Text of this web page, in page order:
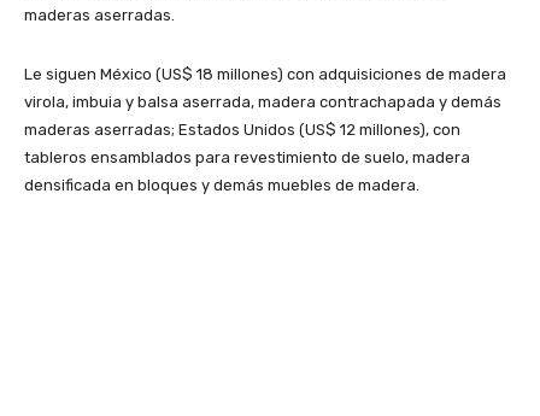
maderas aserradas.
Le siguen México (US$ 18 millones) con adquisiciones de madera
virola, imbuia y balsa aserrada, madera contrachapada y demás
maderas aserradas; Estados Unidos (US$ 12 millones), con
tableros ensamblados para revestimiento de suelo, madera
densificada en bloques y demás muebles de madera.